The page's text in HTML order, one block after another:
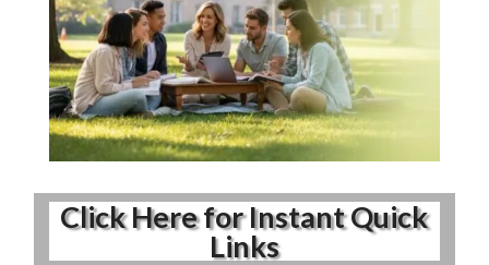
Click Here for Instant Quick
Links